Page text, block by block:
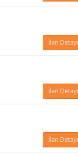
İlan Detayı
İlan Detayı
İlan Detayı